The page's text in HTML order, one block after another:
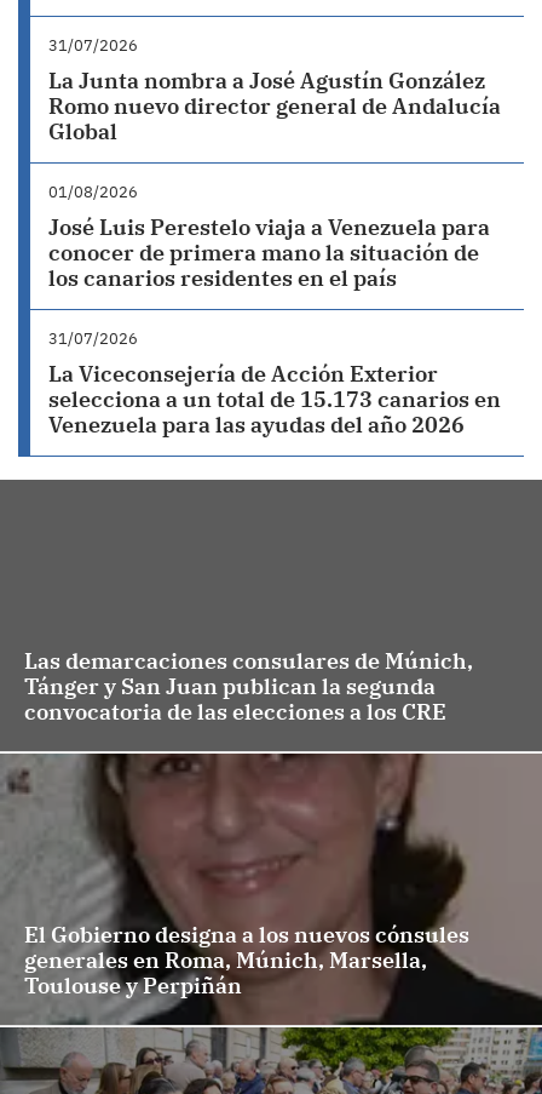
31/07/2026
La Junta nombra a José Agustín González
Romo nuevo director general de Andalucía
Global
01/08/2026
José Luis Perestelo viaja a Venezuela para
conocer de primera mano la situación de
los canarios residentes en el país
31/07/2026
La Viceconsejería de Acción Exterior
selecciona a un total de 15.173 canarios en
Venezuela para las ayudas del año 2026
Las demarcaciones consulares de Múnich,
Tánger y San Juan publican la segunda
convocatoria de las elecciones a los CRE
El Gobierno designa a los nuevos cónsules
generales en Roma, Múnich, Marsella,
Toulouse y Perpiñán